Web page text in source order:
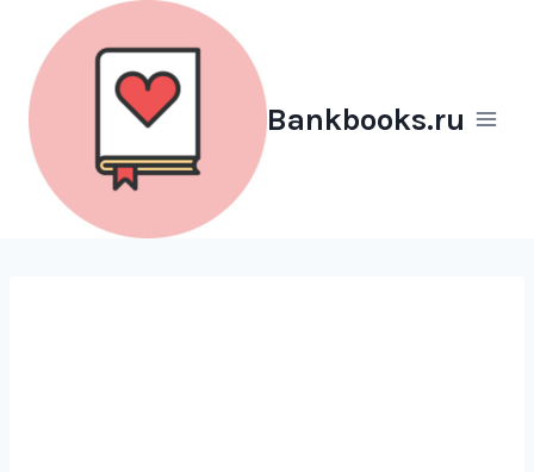
Перейти
содержимому
Bankbooks.ru